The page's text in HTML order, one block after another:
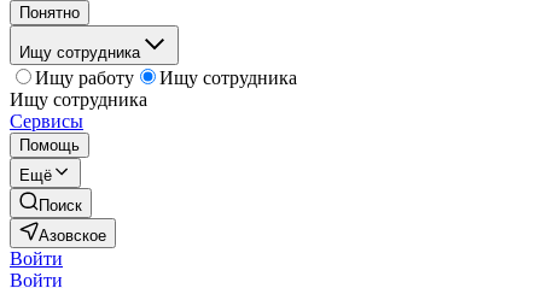
Понятно
Ищу сотрудника
Ищу работу
Ищу сотрудника
Ищу сотрудника
Сервисы
Помощь
Ещё
Поиск
Азовское
Войти
Войти